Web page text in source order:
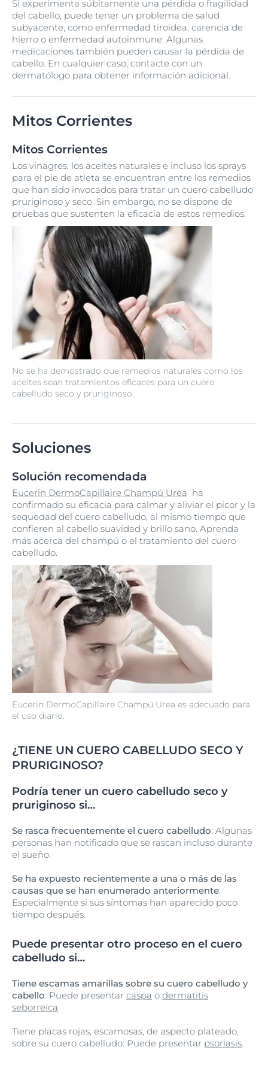
Si experimenta súbitamente una pérdida o fragilidad
del cabello, puede tener un problema de salud
subyacente, como enfermedad tiroidea, carencia de
hierro o enfermedad autoinmune. Algunas
medicaciones también pueden causar la pérdida de
cabello. En cualquier caso, contacte con un
dermatólogo para obtener información adicional.
Mitos Corrientes
Mitos Corrientes
No se ha demostrado que remedios naturales como los
aceites sean tratamientos eficaces para un cuero
cabelludo seco y pruriginoso.
Los vinagres, los aceites naturales e incluso los sprays
para el pie de atleta se encuentran entre los remedios
que han sido invocados para tratar un cuero cabelludo
pruriginoso y seco. Sin embargo, no se dispone de
pruebas que sustenten la eficacia de estos remedios.
Soluciones
Solución recomendada
Eucerin DermoCapillaire Champú Urea es adecuado para
el uso diario.
Eucerin DermoCapillaire Champú Urea ha
confirmado su eficacia para calmar y aliviar el picor y la
sequedad del cuero cabelludo, al mismo tiempo que
confieren al cabello suavidad y brillo sano. Aprenda
más acerca del champú o el tratamiento del cuero
cabelludo.
¿TIENE UN CUERO CABELLUDO SECO Y
PRURIGINOSO?
Podría tener un cuero cabelludo seco y
pruriginoso si…
Se rasca frecuentemente el cuero cabelludo: Algunas
personas han notificado que se rascan incluso durante
el sueño.
Se ha expuesto recientemente a una o más de las
causas que se han enumerado anteriormente:
Especialmente si sus síntomas han aparecido poco
tiempo después.
Puede presentar otro proceso en el cuero
cabelludo si…
Tiene escamas amarillas sobre su cuero cabelludo y
cabello: Puede presentar caspa o dermatitis
seborreica.
Tiene placas rojas, escamosas, de aspecto plateado,
sobre su cuero cabelludo: Puede presentar psoriasis.